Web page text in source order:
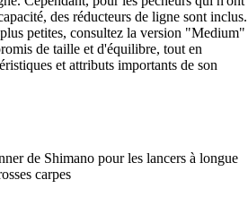
des réducteurs de ligne sont inclus.
petites, consultez la version "Medium"
de taille et d'équilibre, tout en
et attributs importants de son
de Shimano pour les lancers à longue
carpes